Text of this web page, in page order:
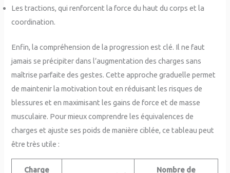
Les tractions, qui renforcent la force du haut du corps et la
coordination.
Enfin, la compréhension de la progression est clé. Il ne faut
jamais se précipiter dans l’augmentation des charges sans
maîtrise parfaite des gestes. Cette approche graduelle permet
de maintenir la motivation tout en réduisant les risques de
blessures et en maximisant les gains de force et de masse
musculaire. Pour mieux comprendre les équivalences de
charges et ajuste ses poids de manière ciblée, ce tableau peut
être très utile :
Charge Nombre de